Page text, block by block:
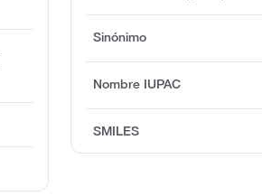
Sinónimo
Nombre IUPAC
SMILES